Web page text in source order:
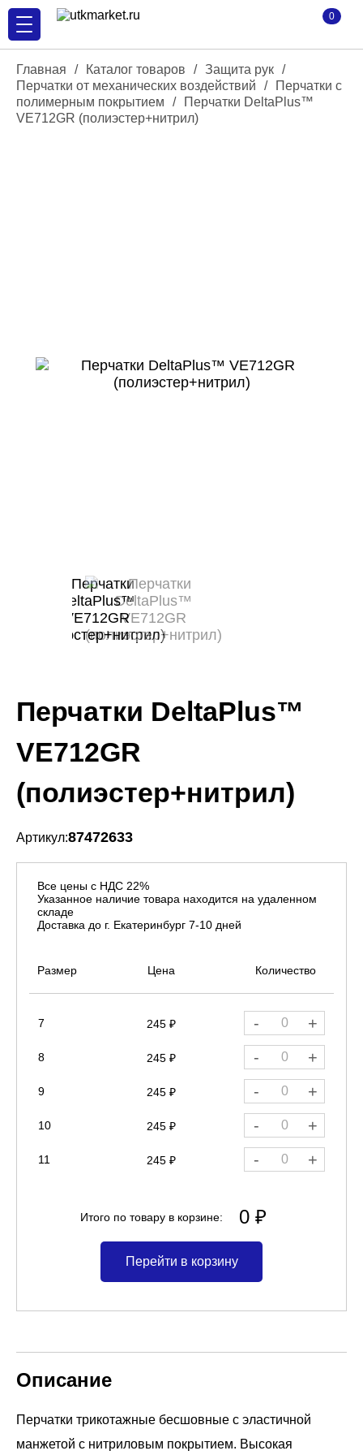
0
Главная / Каталог товаров / Защита рук /
Перчатки от механических воздействий
/
Перчатки с
полимерным покрытием
/
Перчатки DeltaPlus™
VE712GR (полиэстер+нитрил)
Перчатки DeltaPlus™
VE712GR
(полиэстер+нитрил)
Артикул:87472633
Все цены с НДС 22%
Указанное наличие товара находится на удаленном
складе
Доставка до г. Екатеринбург 7-10 дней
Размер Цена Количество
7 245 ₽ - +
8 245 ₽ - +
9 245 ₽ - +
10 245 ₽ - +
11 245 ₽ - +
Итого по товару в корзине: 0 ₽
Перейти в корзину
Описание
Перчатки трикотажные бесшовные с эластичной
манжетой с нитриловым покрытием. Высокая